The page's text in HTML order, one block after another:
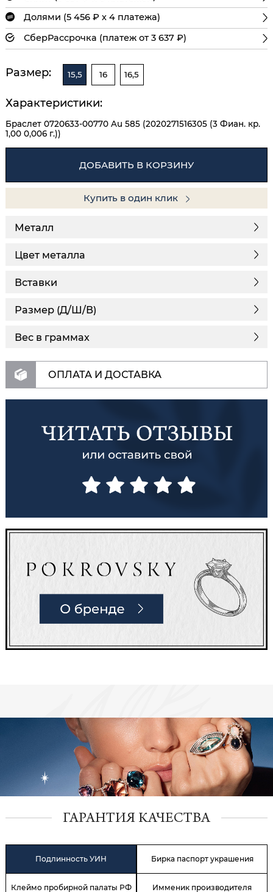
Долями (5 456 ₽ х 4 платежа)
СберРассрочка (платеж от 3 637 ₽)
Размер: 15,5 16 16,5
Характеристики:
Браслет 0720633-00770 Au 585 (2020271516305 (3 Фиан. кр.
1,00 0,006 г.))
ДОБАВИТЬ В КОРЗИНУ
Купить в один клик
Металл
Цвет металла
Вставки
Размер (Д/Ш/В)
Вес в граммах
ОПЛАТА И ДОСТАВКА
ГАРАНТИЯ КАЧЕСТВА
Подлинность УИН Бирка паспорт украшения
Клеймо пробирной палаты РФ Имменик производителя